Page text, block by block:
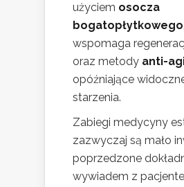
użyciem osocza
bogatopłytkowego
wspomaga
oraz metody anti-
opóźniające
starzenia.
Zabiegi medycyny
zazwyczaj są mało
poprzedzone
wywiadem z